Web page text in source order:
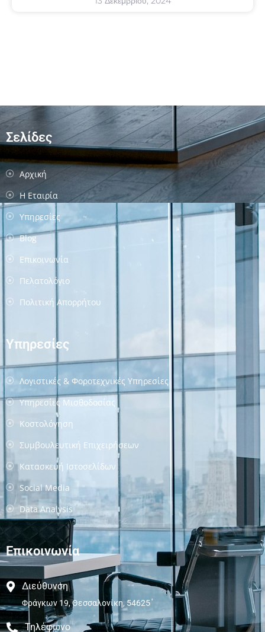
Σελίδες
Αρχική
Η Εταιρία
Υπηρεσίες
Blog
Επικοινωνία
Πελατολόγιο
Πολιτική Απορρήτου
Υπηρεσίες
Λογιστικές & Φοροτεχνικές Υπηρεσίες
Υπηρεσίες Μισθοδοσίας
Κοστολόγηση
Συμβουλευτική Επιχειρήσεων
Κατασκευή Ιστοσελίδων
Social Media
Data Analysis
Επικοινωνία
Διεύθυνση
Φράγκων 19, Θεσσαλονίκη, 54625
Τηλέφωνο